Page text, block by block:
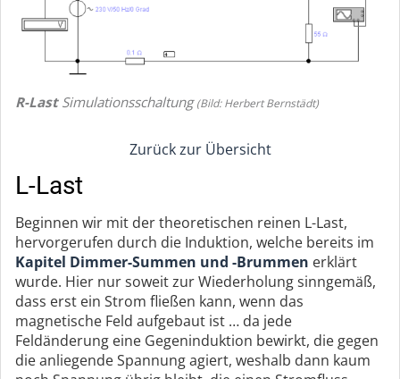
R-Last Simulationsschaltung (Bild: Herbert Bernstädt)
Zurück zur Übersicht
L-Last
Beginnen wir mit der theoretischen reinen L-Last,
hervorgerufen durch die Induktion, welche bereits im
Kapitel Dimmer-Summen und -Brummen erklärt
wurde. Hier nur soweit zur Wiederholung sinngemäß,
dass erst ein Strom fließen kann, wenn das
magnetische Feld aufgebaut ist … da jede
Feldänderung eine Gegeninduktion bewirkt, die gegen
die anliegende Spannung agiert, weshalb dann kaum